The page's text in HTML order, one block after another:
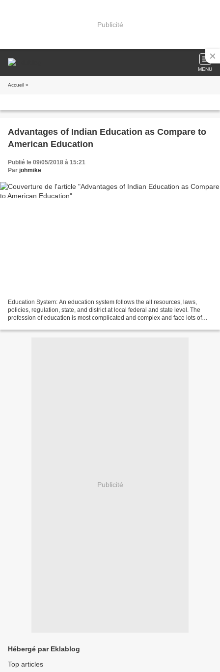
Publicité
MENU
Accueil »
Advantages of Indian Education as Compare to
American Education
Publié le 09/05/2018 à 15:21
Par johmike
Education System: An education system follows the all resources, laws,
policies, regulation, state, and district at local federal and state level. The
profession of education is most complicated and complex and face lots of
Publicité
Hébergé par Eklablog
Top articles